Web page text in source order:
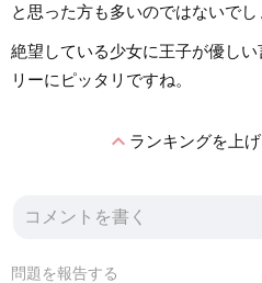
と思った方も多いのではないでし
絶望している少女に王子が優し
リーにピッタリですね。
expand_lessランキングを上
問題を報告する